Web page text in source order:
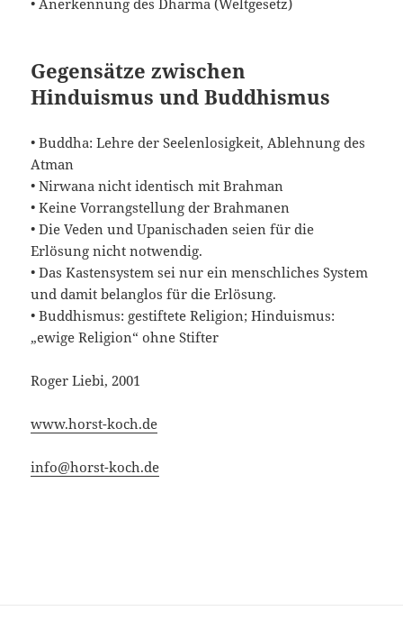
• Anerkennung des Dharma (Weltgesetz)
Gegensätze zwischen
Hinduismus und Buddhismus
• Buddha: Lehre der Seelenlosigkeit, Ablehnung des
Atman
• Nirwana nicht identisch mit Brahman
• Keine Vorrangstellung der Brahmanen
• Die Veden und Upanischaden seien für die
Erlösung nicht notwendig.
• Das Kastensystem sei nur ein menschliches System
und damit belanglos für die Erlösung.
• Buddhismus: gestiftete Religion; Hinduismus:
„ewige Religion“ ohne Stifter
Roger Liebi, 2001
www.horst-koch.de
info@horst-koch.de